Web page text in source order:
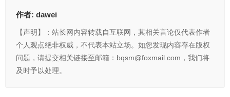
作者: dawei
【声明】：站长网内容转载自互联网，其相关言论仅代表作者
个人观点绝非权威，不代表本站立场。如您发现内容存在版权
问题，请提交相关链接至邮箱：bqsm@foxmail.com，我们将
及时予以处理。